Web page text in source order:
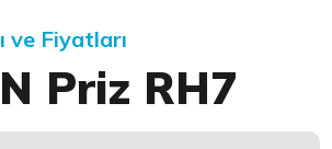
ve Fiyatları
Priz RH7